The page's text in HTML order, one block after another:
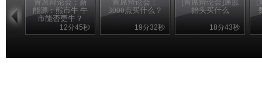
首席辩论会：新
能源：熊市牛 牛
市能否更牛？
12分45秒
首席辩论会：
3000点买什么？
19分32秒
[首席辩论会]通胀
抬头买什么
18分43秒
[